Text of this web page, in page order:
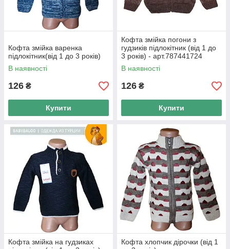
Кофта змійка варенка
підлокітник(від 1 до 3 років)
В наявності
126 ₴
Купити
Кофта змійка погони з
гудзиків підлокітник (від 1 до
3 років) - арт.787441724
В наявності
126 ₴
Купити
Кофта змійка на гудзиках
Кофта хлопчик дірочки (від 1